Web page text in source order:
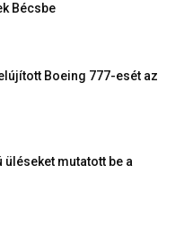
Bécsbe
Boeing 777-esét az
üléseket mutatott be a